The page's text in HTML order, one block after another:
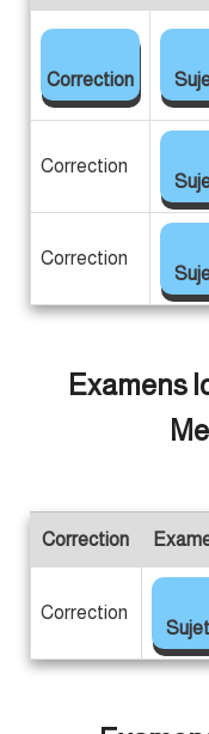
Correction
Correction
Correction
Examens
Correction
Sujet
Correction